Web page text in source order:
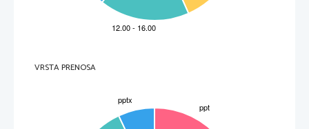
VRSTA PRENOSA